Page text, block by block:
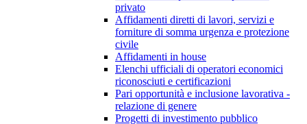
privato
Affidamenti diretti di lavori, servizi e
forniture di somma urgenza e protezione
civile
Affidamenti in house
Elenchi ufficiali di operatori economici
riconosciuti e certificazioni
Pari opportunità e inclusione lavorativa -
relazione di genere
Progetti di investimento pubblico